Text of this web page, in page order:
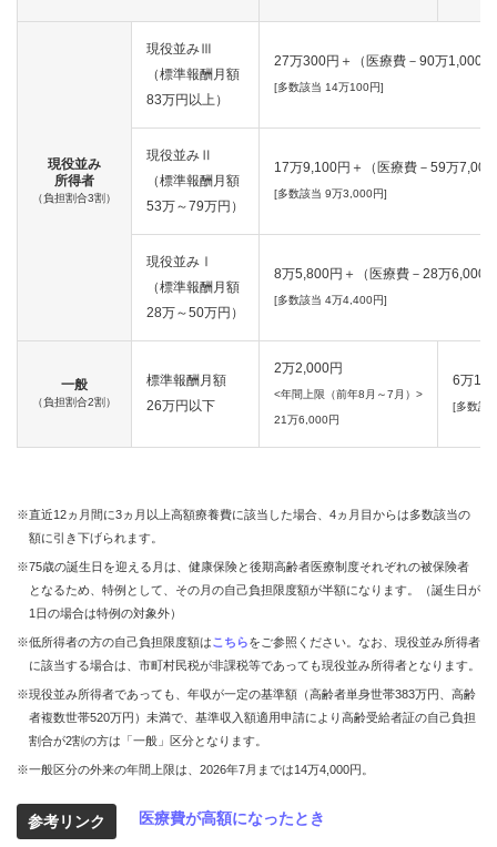
現役並み
所得者
（負担割合3割）
現役並みⅢ
（標準報酬月額
83万円以上）
27万300円＋（医療費－90万1,000
[多数該当 14万100円]
現役並みⅡ
（標準報酬月額
53万～79万円）
17万9,100円＋（医療費－59万
[多数該当 9万3,000円]
現役並みⅠ
（標準報酬月額
28万～50万円）
8万5,800円＋（医療費－28万6,000
[多数該当 4万4,400円]
一般
（負担割合2割）
標準報酬月額
26万円以下
2万2,000円
<年間上限（前年8月～7月）>
21万6,000円
6万
[多数該
※直近12ヵ月間に3ヵ月以上高額療養費に該当した場合、4ヵ月目からは多数該当の
額に引き下げられます。
※75歳の誕生日を迎える月は、健康保険と後期高齢者医療制度それぞれの被保険者
となるため、特例として、その月の自己負担限度額が半額になります。（誕生日が
1日の場合は特例の対象外）
※低所得者の方の自己負担限度額はこちらをご参照ください。なお、現役並み所得者
に該当する場合は、市町村民税が非課税等であっても現役並み所得者となります。
※現役並み所得者であっても、年収が一定の基準額（高齢者単身世帯383万円、高齢
者複数世帯520万円）未満で、基準収入額適用申請により高齢受給者証の自己負担
割合が2割の方は「一般」区分となります。
※一般区分の外来の年間上限は、2026年7月までは14万4,000円。
参考リンク 医療費が高額になったとき